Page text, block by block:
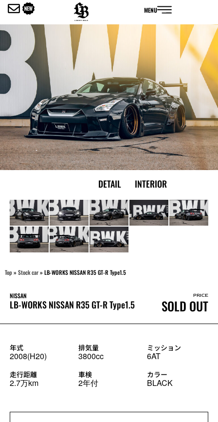
を
キ
MENU
DETAIL INTERIOR
Top »Stock car»LB-WORKS NISSAN R35 GT-R Type1.5
NISSAN
LB-WORKS NISSAN R35 GT-R Type1.5
PRICE
SOLD OUT
年式
2008(H20)
排気量
3800cc
ミッション
6AT
走行距離
2.7万km
車検
2年付
カラー
BLACK